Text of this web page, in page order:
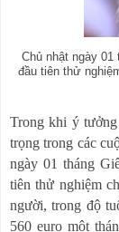
Chủ nhật ngày 01
đầu tiên thử
Trong khi ý
trọng trong các
ngày 01 tháng
tiên thử nghiệm
người, trong độ
560 euro một